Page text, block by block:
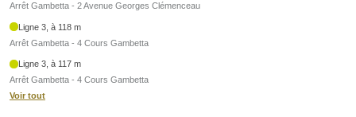
Arrêt Gambetta - 2 Avenue Georges Clémenceau
Ligne 3, à 118 m
Arrêt Gambetta - 4 Cours Gambetta
Ligne 3, à 117 m
Arrêt Gambetta - 4 Cours Gambetta
Voir tout